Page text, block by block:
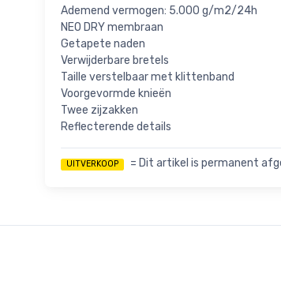
Ademend vermogen: 5.000 g/m2/24h
NEO DRY membraan
Getapete naden
Verwijderbare bretels
Taille verstelbaar met klittenband
Voorgevormde knieën
Twee zijzakken
Reflecterende details
UITVERKOOP = Dit artikel is permanent